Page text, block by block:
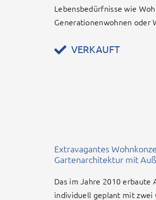
Lebensbedürfnisse wie
Generationenwohnen oder
VERKAUFT
Extravagantes
Gartenarchitektur mit
Das im Jahre 2010 erbaute
individuell geplant mit zwei